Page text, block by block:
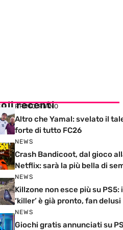
recenti
PRIMO PIANO
Altro che Yamal: svelato il
forte di tutto FC26
NEWS
Crash Bandicoot, dal gioco
Netflix: sarà la più bella di
NEWS
Killzone non esce più su PS5:
‘killer’ è già pronto, fan delusi
NEWS
Giochi gratis annunciati su